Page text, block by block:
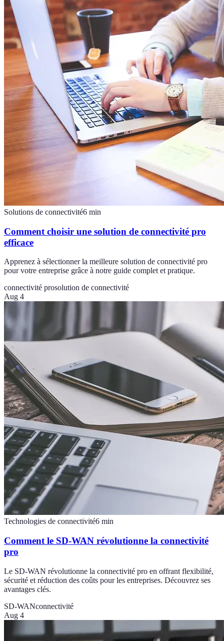
Solutions de connectivité6 min
Comment choisir une solution de connectivité pro
efficace
Apprenez à sélectionner la meilleure solution de connectivité pro
pour votre entreprise grâce à notre guide complet et pratique.
connectivité prosolution de connectivité
Aug 4
Technologies de connectivité6 min
Comment le SD-WAN révolutionne la connectivité
pro
Le SD-WAN révolutionne la connectivité pro en offrant flexibilité,
sécurité et réduction des coûts pour les entreprises. Découvrez ses
avantages clés.
SD-WANconnectivité
Aug 4